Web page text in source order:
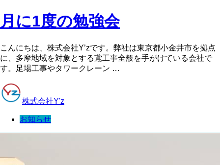
月に1度の勉強会
こんにちは、株式会社Y’zです。弊社は東京都小金井市を拠点
に、多摩地域を対象とする鳶工事全般を手がけている会社で
す。足場工事やタワークレーン …
株式会社Y'z
お知らせ